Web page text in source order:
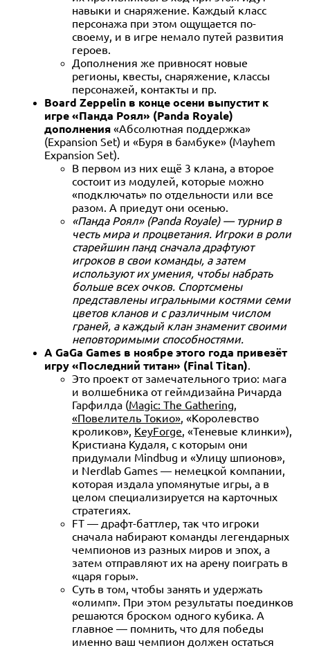
навыки и снаряжение. Каждый класс
персонажа при этом ощущается по-
своему, и в игре немало путей развития
героев.
Дополнения же привносят новые
регионы, квесты, снаряжение, классы
персонажей, контакты и пр.
Board Zeppelin в конце осени выпустит к
игре «Панда Роял» (Panda Royale)
дополнения «Абсолютная поддержка»
(Expansion Set) и «Буря в бамбуке» (Mayhem
Expansion Set).
В первом из них ещё 3 клана, а второе
состоит из модулей, которые можно
«подключать» по отдельности или все
разом. А приедут они осенью.
«Панда Роял» (Panda Royale) — турнир в
честь мира и процветания. Игроки в роли
старейшин панд сначала драфтуют
игроков в свои команды, а затем
используют их умения, чтобы набрать
больше всех очков. Спортсмены
представлены игральными костями семи
цветов кланов и с различным числом
граней, а каждый клан знаменит своими
неповторимыми способностями.
А GaGa Games в ноябре этого года привезёт
игру «Последний титан» (Final Titan)
Это проект от замечательного трио: мага
и волшебника от геймдизайна Ричарда
Гарфилда (Magic: The Gathering
«Повелитель Токио» , «Королевство
кроликов», KeyForge , «Теневые клинки»),
Кристиана Кудаля, с которым они
придумали Mindbug и «Улицу шпионов»,
и Nerdlab Games — немецкой компании,
которая издала упомянутые игры, а в
целом специализируется на карточных
стратегиях.
FT — драфт-баттлер, так что игроки
сначала набирают команды легендарных
чемпионов из разных миров и эпох, а
затем отправляют их на арену поиграть в
«царя горы».
Суть в том, чтобы занять и удержать
«олимп». При этом результаты поединков
решаются броском одного кубика. А
главное — помнить, что для победы
именно ваш чемпион должен остаться